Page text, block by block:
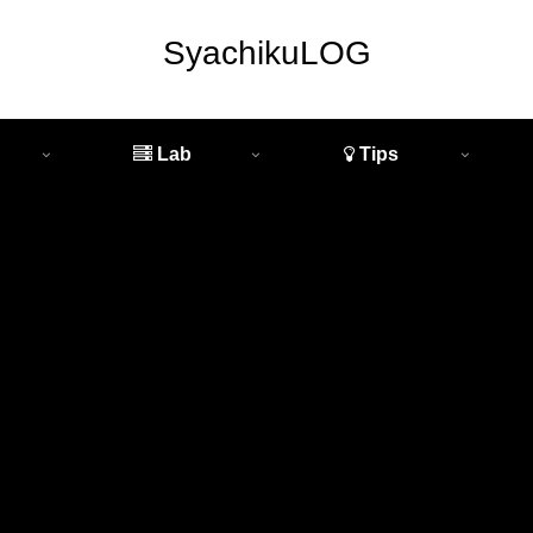
SyachikuLOG
Lab Tips